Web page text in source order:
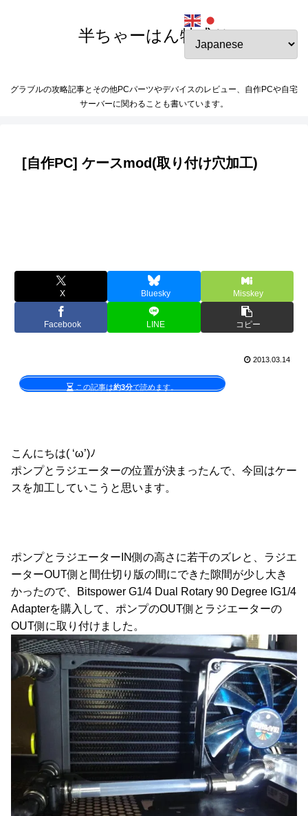
半ちゃーはん特盛り
グラブルの攻略記事とその他PCパーツやデバイスのレビュー、自作PCや自宅
サーバーに関わることも書いています。
[自作PC] ケースmod(取り付け穴加工)
X Bluesky Misskey
Facebook LINE コピー
2013.03.14
この記事は約3分で読めます。
こんにちは( ‘ω’)ﾉ
ポンプとラジエーターの位置が決まったんで、今回はケー
スを加工していこうと思います。
ポンプとラジエーターIN側の高さに若干のズレと、ラジエ
ーターOUT側と間仕切り版の間にできた隙間が少し大き
かったので、Bitspower G1/4 Dual Rotary 90 Degree IG1/4
Adapterを購入して、ポンプのOUT側とラジエーターの
OUT側に取り付けました。